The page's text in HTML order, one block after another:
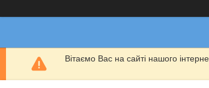
Вітаємо Вас на сайті нашого